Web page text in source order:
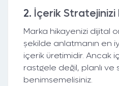
2. İçerik Stratejinizi
Marka hikayenizi dijital
şekilde anlatmanın en
içerik üretimidir. Ancak
rastgele değil, planlı ve
benimsemelisiniz.